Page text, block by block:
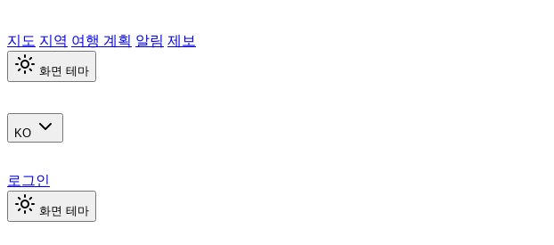
지도 지역 여행 계획 알림 제보
화면 테마
KO
로그인
화면 테마